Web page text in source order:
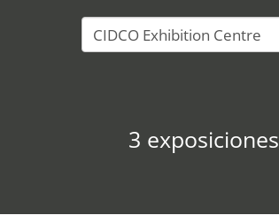
3 exposiciones